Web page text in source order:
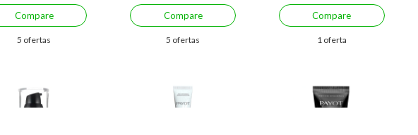
Compare
5 ofertas
Compare
5 ofertas
Compare
1 oferta